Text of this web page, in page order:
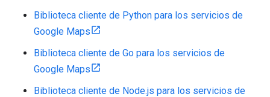
Biblioteca cliente de Python para los servicios de
Google Maps
Biblioteca cliente de Go para los servicios de
Google Maps
Biblioteca cliente de Node.js para los servicios de